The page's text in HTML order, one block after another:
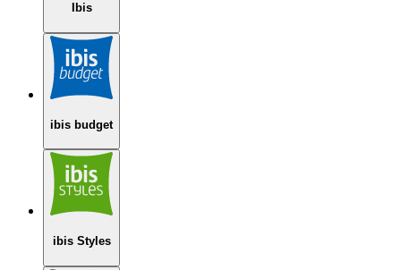
Ibis
ibis budget
ibis Styles